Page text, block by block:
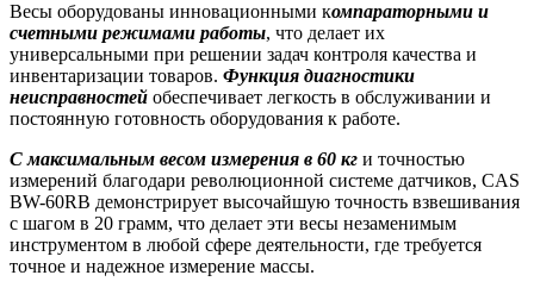
Весы оборудованы инновационными компараторными и
счетными режимами работы, что делает их
универсальными при решении задач контроля качества и
инвентаризации товаров. Функция диагностики
неисправностей обеспечивает легкость в обслуживании и
постоянную готовность оборудования к работе.
С максимальным весом измерения в 60 кг и точностью
измерений благодари революционной системе датчиков, CAS
BW-60RB демонстрирует высочайшую точность взвешивания
с шагом в 20 грамм, что делает эти весы незаменимым
инструментом в любой сфере деятельности, где требуется
точное и надежное измерение массы.